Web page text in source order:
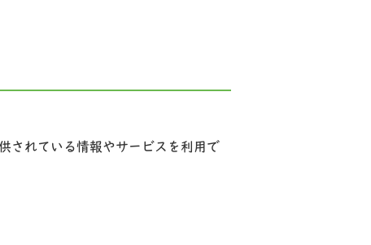
されている情報やサービスを利用で